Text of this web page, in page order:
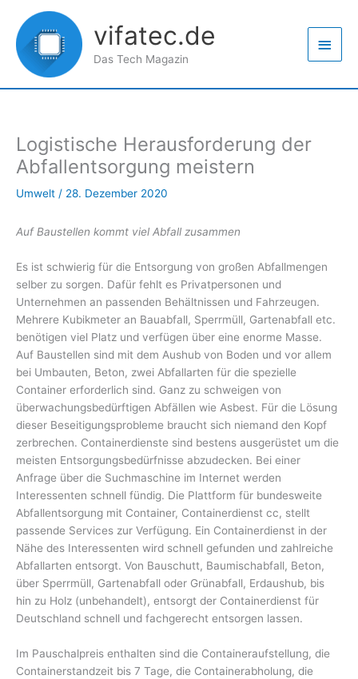
Inhalt
springen
vifatec.de
Das Tech Magazin
Logistische Herausforderung der
Abfallentsorgung meistern
Umwelt / 28. Dezember 2020
Auf Baustellen kommt viel Abfall zusammen
Es ist schwierig für die Entsorgung von großen Abfallmengen
selber zu sorgen. Dafür fehlt es Privatpersonen und
Unternehmen an passenden Behältnissen und Fahrzeugen.
Mehrere Kubikmeter an Bauabfall, Sperrmüll, Gartenabfall etc.
benötigen viel Platz und verfügen über eine enorme Masse.
Auf Baustellen sind mit dem Aushub von Boden und vor allem
bei Umbauten, Beton, zwei Abfallarten für die spezielle
Container erforderlich sind. Ganz zu schweigen von
überwachungsbedürftigen Abfällen wie Asbest. Für die Lösung
dieser Beseitigungsprobleme braucht sich niemand den Kopf
zerbrechen. Containerdienste sind bestens ausgerüstet um die
meisten Entsorgungsbedürfnisse abzudecken. Bei einer
Anfrage über die Suchmaschine im Internet werden
Interessenten schnell fündig. Die Plattform für bundesweite
Abfallentsorgung mit Container, Containerdienst cc, stellt
passende Services zur Verfügung. Ein Containerdienst in der
Nähe des Interessenten wird schnell gefunden und zahlreiche
Abfallarten entsorgt. Von Bauschutt, Baumischabfall, Beton,
über Sperrmüll, Gartenabfall oder Grünabfall, Erdaushub, bis
hin zu Holz (unbehandelt), entsorgt der Containerdienst für
Deutschland schnell und fachgerecht entsorgen lassen.
Im Pauschalpreis enthalten sind die Containeraufstellung, die
Containerstandzeit bis 7 Tage, die Containerabholung, die